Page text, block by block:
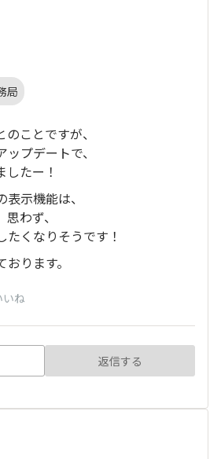
局
ことですが、
プデートで、
したー！
示機能は、
わず、
たくなりそうです！
ります。
いね
返信する